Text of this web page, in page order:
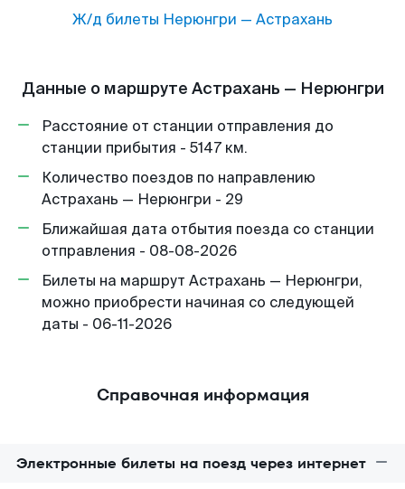
Ж/д билеты Нерюнгри — Астрахань
Данные о маршруте Астрахань — Нерюнгри
Расстояние от станции отправления до
станции прибытия - 5147 км.
Количество поездов по направлению
Астрахань — Нерюнгри - 29
Ближайшая дата отбытия поезда со станции
отправления - 08-08-2026
Билеты на маршрут Астрахань — Нерюнгри,
можно приобрести начиная со следующей
даты - 06-11-2026
Справочная информация
Электронные билеты на поезд через интернет